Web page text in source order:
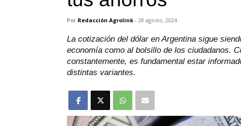
Por Redacción Agrolink - 28 agosto, 2024
La cotización del dólar en Argentina sigue
economía como al bolsillo de los ciudadanos.
constantemente, es fundamental estar
distintas variantes.